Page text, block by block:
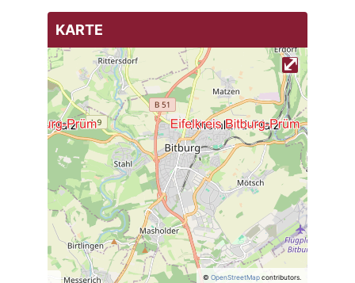
KARTE
© OpenStreetMap contributors.
⤢